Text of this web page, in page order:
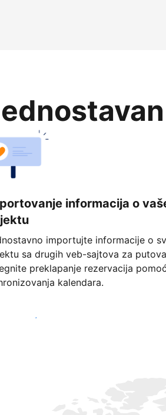
informacija o
importujte informacije o
sa drugih veb-sajtova za
preklapanje rezervacija
kalendara.
Počnite već danas